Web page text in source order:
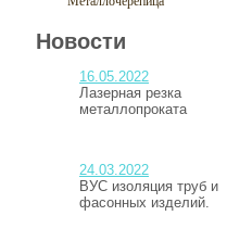
Новости
16.05.2022
Лазерная резка
металлопроката
24.03.2022
ВУС изоляция труб и
фасонных изделий.